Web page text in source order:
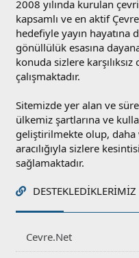
2008 yılında kurulan
kapsamlı ve en aktif
hedefiyle yayın hayatına
gönüllülük esasına
konuda sizlere
çalışmaktadır.
Sitemizde yer alan ve
ülkemiz şartlarına ve
geliştirilmekte olup, daha
aracılığıyla sizlere
sağlamaktadır.
DESTEKLEDIKLERIMIZ
Cevre.Net